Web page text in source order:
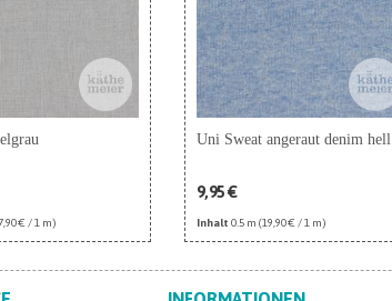
€ / 1 m)
Uni Sweat angeraut denim hell
9,95 €
Inhalt 0.5 m (19,90 € / 1 m)